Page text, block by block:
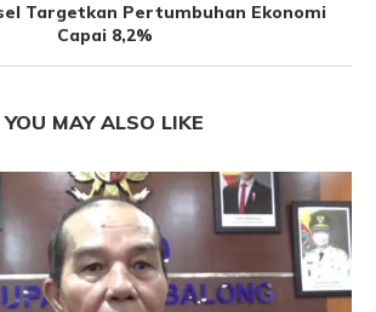
Targetkan Pertumbuhan Ekonomi
Capai 8,2%
YOU MAY ALSO LIKE